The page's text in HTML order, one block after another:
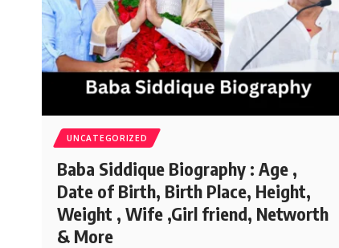
UNCATEGORIZED
Baba Siddique Biography : Age ,
Date of Birth, Birth Place, Height,
Weight , Wife ,Girl friend, Networth
& More